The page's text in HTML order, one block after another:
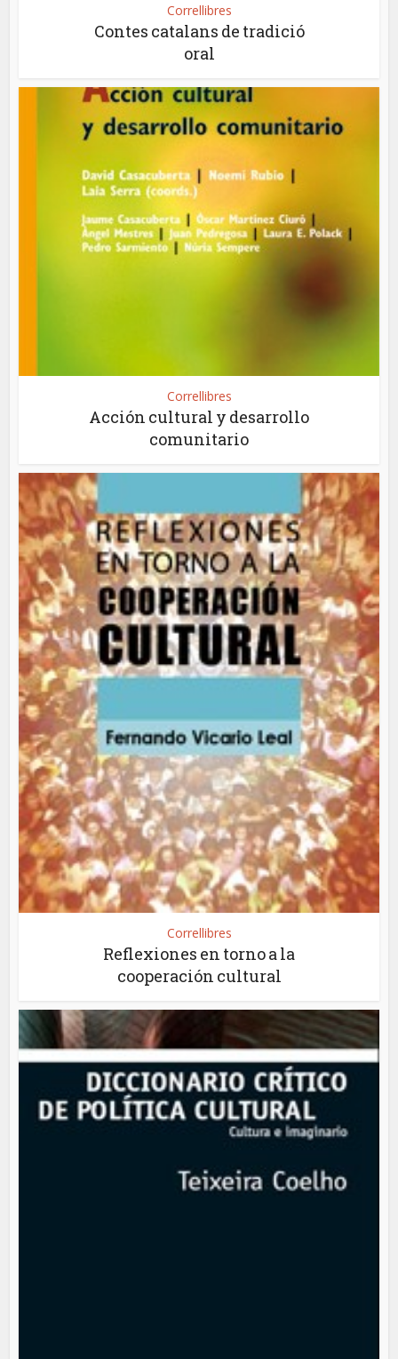
Correllibres
Contes catalans de tradició
oral
Correllibres
Acción cultural y desarrollo
comunitario
Correllibres
Reflexiones en torno a la
cooperación cultural